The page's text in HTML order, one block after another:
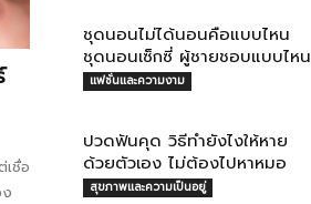
ชื่อ
ชุดนอนไม่ได้นอนคือแบบไหน
ชุดนอนเซ็กซี่ ผู้ชายชอบแบบไหน
แฟชั่นและความงาม
ปวดฟันคุด วิธีทำยังไงให้หาย
ด้วยตัวเอง ไม่ต้องไปหาหมอ
สุขภาพและความเป็นอยู่